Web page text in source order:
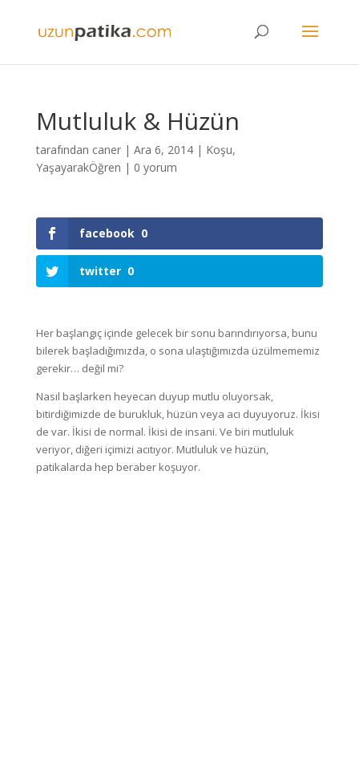
Mutluluk & Hüzün
tarafından caner| Ara 6, 2014| Koşu,
YaşayarakÖğren | 0 yorum
facebook 0
twitter 0
Her başlangıç içinde gelecek bir sonu barındırıyorsa, bunu
bilerek başladığımızda, o sona ulaştığımızda üzülmememiz
gerekir… değil mi?
Nasıl başlarken heyecan duyup mutlu oluyorsak,
bitirdiğimizde de burukluk, hüzün veya acı duyuyoruz. İkisi
de var. İkisi de normal. İkisi de insani. Ve biri mutluluk
veriyor, diğeri içimizi acıtıyor. Mutluluk ve hüzün,
patikalarda hep beraber koşuyor.